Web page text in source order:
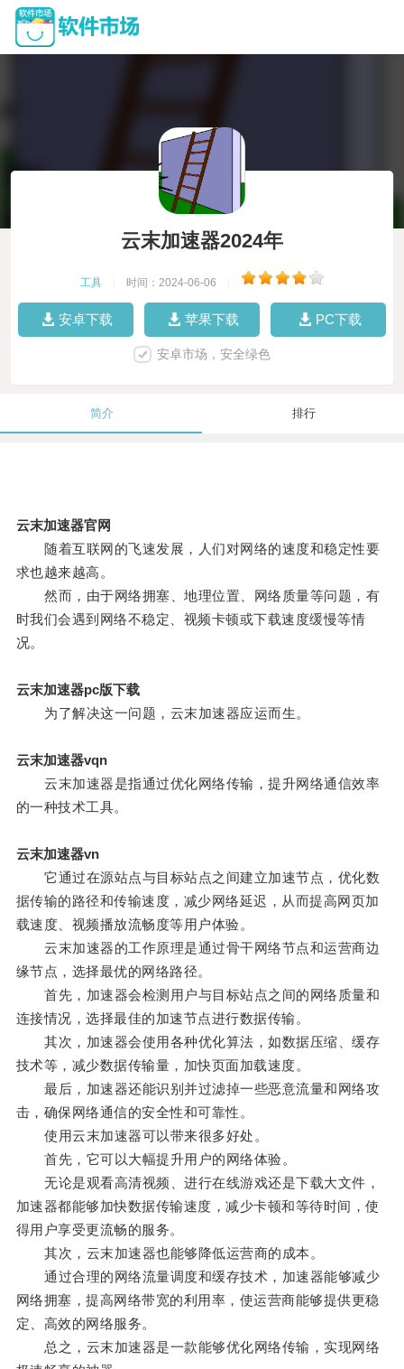
云末加速器2024年
工具 时间：2024-06-06
安卓下载 苹果下载 PC下载
安卓市场，安全绿色
简介 排行
云末加速器官网
随着互联网的飞速发展，人们对网络的速度和稳定性要
求也越来越高。
然而，由于网络拥塞、地理位置、网络质量等问题，有
时我们会遇到网络不稳定、视频卡顿或下载速度缓慢等情
况。
云末加速器pc版下载
为了解决这一问题，云末加速器应运而生。
云末加速器vqn
云末加速器是指通过优化网络传输，提升网络通信效率
的一种技术工具。
云末加速器vn
它通过在源站点与目标站点之间建立加速节点，优化数
据传输的路径和传输速度，减少网络延迟，从而提高网页加
载速度、视频播放流畅度等用户体验。
云末加速器的工作原理是通过骨干网络节点和运营商边
缘节点，选择最优的网络路径。
首先，加速器会检测用户与目标站点之间的网络质量和
连接情况，选择最佳的加速节点进行数据传输。
其次，加速器会使用各种优化算法，如数据压缩、缓存
技术等，减少数据传输量，加快页面加载速度。
最后，加速器还能识别并过滤掉一些恶意流量和网络攻
击，确保网络通信的安全性和可靠性。
使用云末加速器可以带来很多好处。
首先，它可以大幅提升用户的网络体验。
无论是观看高清视频、进行在线游戏还是下载大文件，
加速器都能够加快数据传输速度，减少卡顿和等待时间，使
得用户享受更流畅的服务。
其次，云末加速器也能够降低运营商的成本。
通过合理的网络流量调度和缓存技术，加速器能够减少
网络拥塞，提高网络带宽的利用率，使运营商能够提供更稳
定、高效的网络服务。
总之，云末加速器是一款能够优化网络传输，实现网络